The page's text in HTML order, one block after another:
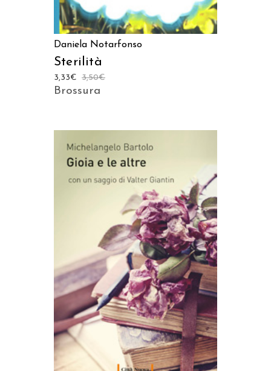
Daniela Notarfonso
Sterilità
3,50€
3,33€
Brossura
AGGIUNGI AL CARRELLO